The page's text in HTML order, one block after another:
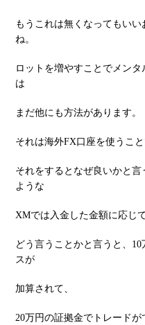
もうこれは無くなってもい
ね。
ロットを増やすことでメン
は
まだ他にも⽅法があります。
それは海外FX⼝座を使うこと
それをするとなぜ良いかと
ような
XMでは⼊⾦した⾦額に応じ
どう⾔うことかと⾔うと、
スが
加算されて、
20万円の証拠⾦でトレードが